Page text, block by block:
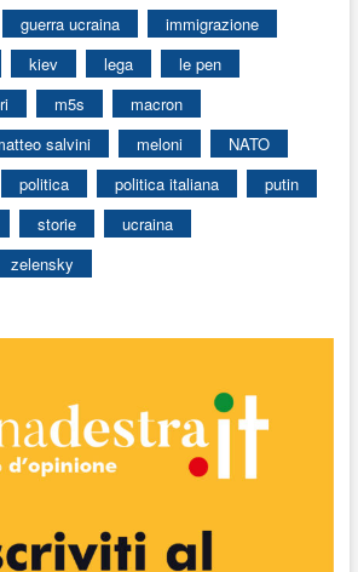
guerra ucraina
immigrazione
kiev lega
le pen
m5s
macron
salvini meloni
NATO
politica politica italiana
putin
storie
ucraina
zelensky